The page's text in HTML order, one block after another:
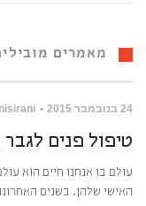
מאמרים
24 בנובמבר 2015
טיפול פנים
עולם בו אנחנו חיים הוא
האישי שלהן. בשנים